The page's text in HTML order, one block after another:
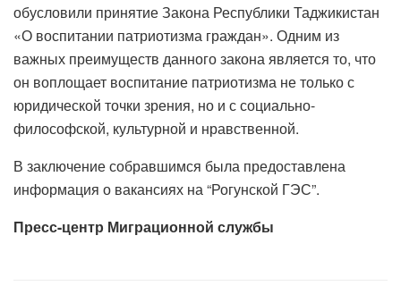
обусловили принятие Закона Республики Таджикистан
«О воспитании патриотизма граждан». Одним из
важных преимуществ данного закона является то, что
он воплощает воспитание патриотизма не только с
юридической точки зрения, но и с социально-
философской, культурной и нравственной.
В заключение собравшимся была предоставлена ​​
информация о вакансиях на “Рогунской ГЭС”.
Пресс-центр Миграционной службы